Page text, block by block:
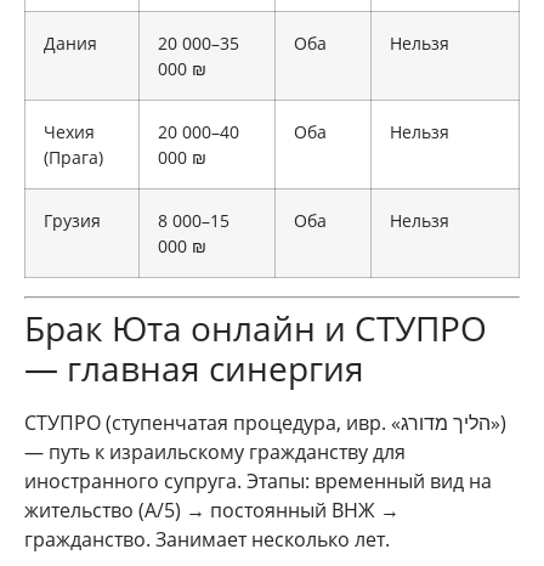
Дания
20 000–35
000 ₪
Оба Нельзя
Чехия
(Прага)
20 000–40
000 ₪
Оба Нельзя
Грузия
8 000–15
000 ₪
Оба Нельзя
Брак Юта онлайн и СТУПРО
— главная синергия
СТУПРО (ступенчатая процедура, ивр. «הליך מדורג»)
— путь к израильскому гражданству для
иностранного супруга. Этапы: временный вид на
жительство (А/5) → постоянный ВНЖ →
гражданство. Занимает несколько лет.